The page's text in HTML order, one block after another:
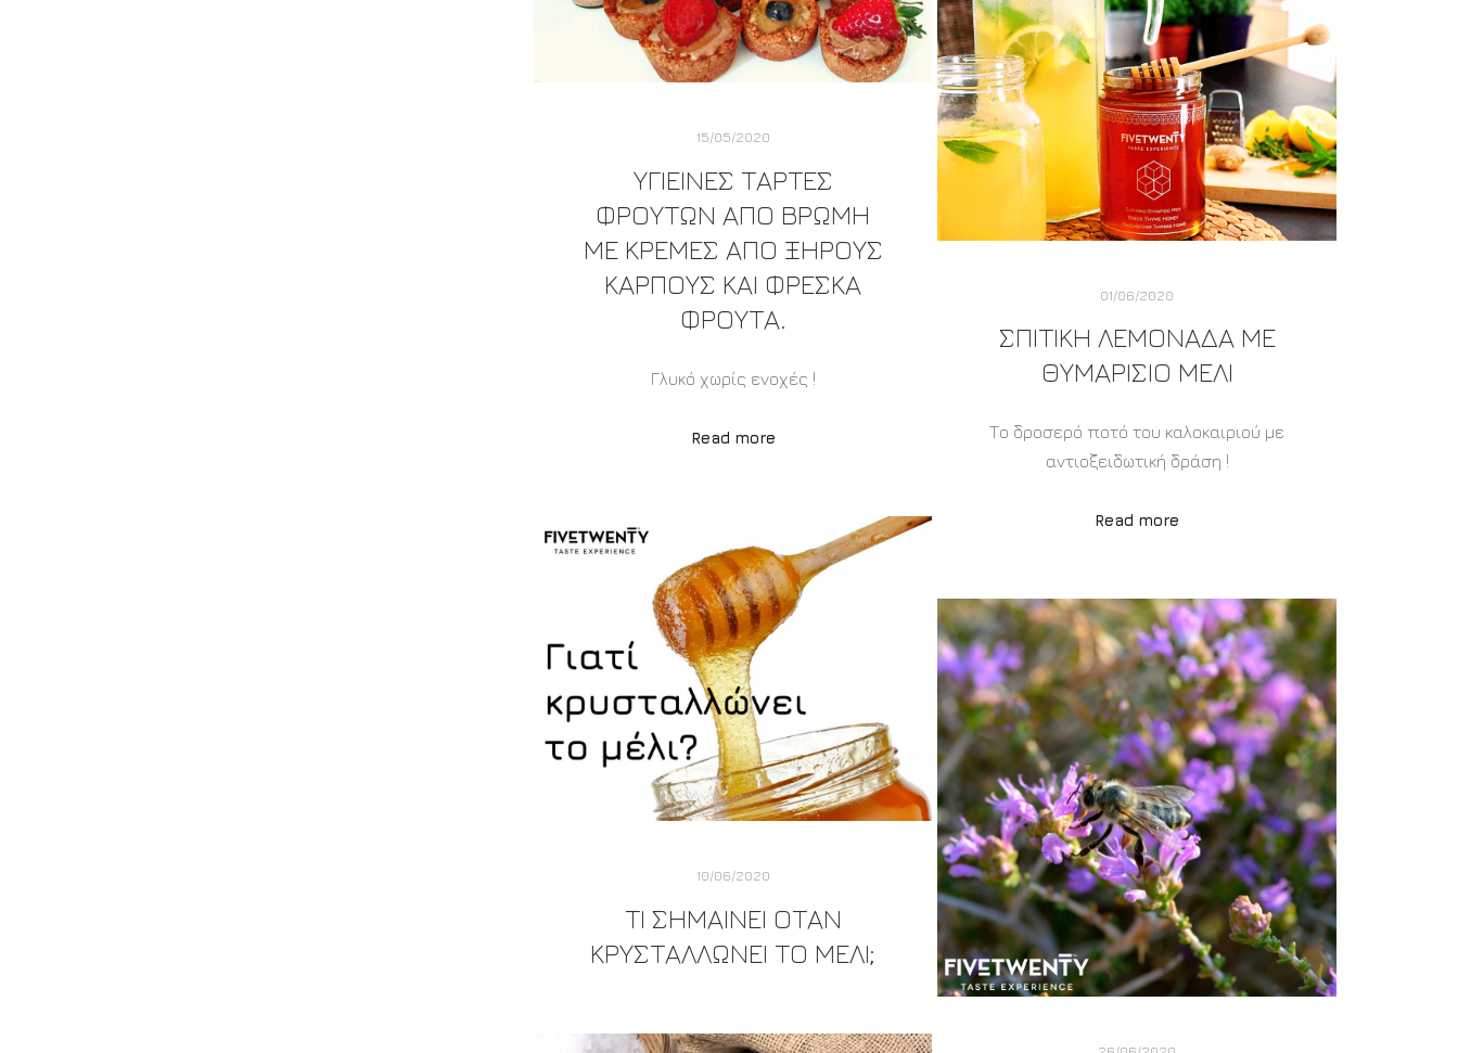
15/05/2020
ΥΓΙΕΙΝΈΣ ΤΆΡΤΕΣ
ΦΡΟΎΤΩΝ ΑΠΌ ΒΡΏΜΗ
ΜΕ ΚΡΈΜΕΣ ΑΠΌ ΞΗΡΟΎΣ
ΚΑΡΠΟΎΣ ΚΑΙ ΦΡΈΣΚΑ
ΦΡΟΎΤΑ.
Γλυκό χωρίς ενοχές !
Read more
01/06/2020
ΣΠΙΤΙΚΉ ΛΕΜΟΝΆΔΑ ΜΕ
ΘΥΜΑΡΊΣΙΟ ΜΈΛΙ
Το δροσερό ποτό του καλοκαιριού με
αντιοξειδωτική δράση !
Read more
10/06/2020
ΤΙ ΣΗΜΑΊΝΕΙ ΌΤΑΝ
ΚΡΥΣΤΑΛΛΏΝΕΙ ΤΟ ΜΈΛΙ;